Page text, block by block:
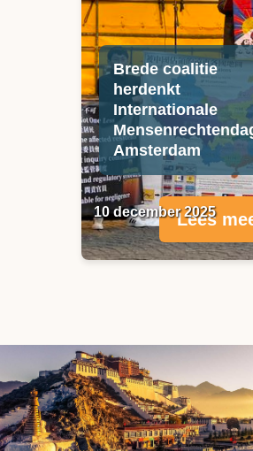
10 december 2025
Brede coalitie
herdenkt
Internationale
Amsterdam
Lees